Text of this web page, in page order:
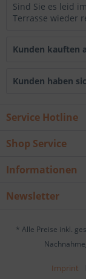
Sind Sie es leid
Terrasse wieder
Kunden kauften
Kunden haben
Service Hotline
Shop Service
Informationen
Newsletter
* Alle Preise inkl.
Imprint